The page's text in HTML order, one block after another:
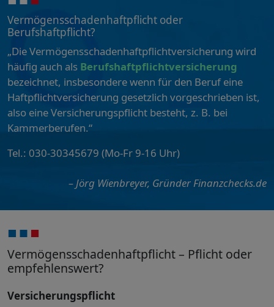
Vermögensschadenhaftpflicht oder
Berufshaftpflicht?
„Die Vermögensschadenhaftpflichtversicherung wird
häufig auch als Berufshaftpflichtversicherung
bezeichnet, insbesondere wenn für den Beruf eine
Haftpflichtversicherung gesetzlich vorgeschrieben ist,
also eine Versicherungspflicht besteht, z. B. bei
Kammerberufen.“
Tel.: 030-30345679 (Mo-Fr 9-16 Uhr)
– Jörg Wienbreyer, Gründer Finanzchecks.de
Vermögensschadenhaftpflicht – Pflicht oder
empfehlenswert?
Versicherungspflicht